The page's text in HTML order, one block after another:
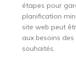
étapes pour
planification
site web peut
aux besoins
souhaités.